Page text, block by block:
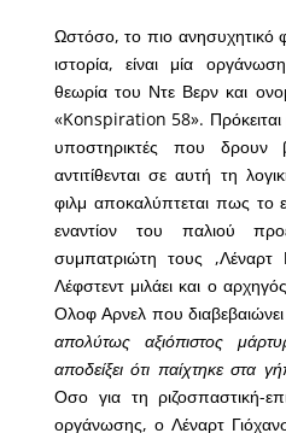
Ωστόσο, το πιο ανησυχητικό
ιστορία, είναι μία
θεωρία του Ντε Βερν και
«Konspiration 58». Πρόκειται
υποστηρικτές που δρουν
αντιτίθενται σε αυτή τη
φιλμ αποκαλύπτεται πως το
εναντίον του παλιού
συμπατριώτη τους ,Λέναρτ
Λέφστεντ μιλάει και ο
Ολοφ Αρνελ που
απολύτως αξιόπιστος
αποδείξει ότι παίχτηκε στα
Οσο για τη ριζοσπαστική-
οργάνωσης, ο Λέναρτ